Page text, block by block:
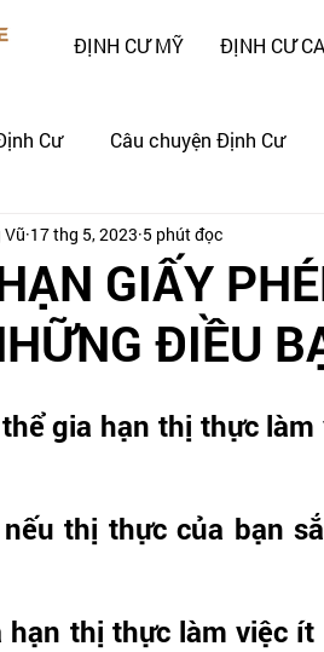
ĐỊNH CƯ MỸ ĐỊNH CƯ
Cư Câu chuyện Định Cư
Khách Hàng CÂU CHUYỆN
GIẤY
ĐIỀU
Vũ 17 thg 5, 2023 5 phút đọc
gia hạn thị thực
thị thực của bạn
hạn thị thực làm việc